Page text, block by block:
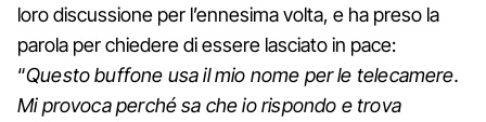
loro discussione per l’ennesima volta, e ha preso la
parola per chiedere di essere lasciato in pace:
“Questo buffone usa il mio nome per le telecamere.
Mi provoca perché sa che io rispondo e trova